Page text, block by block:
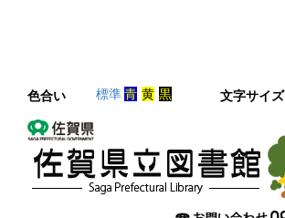
色合い 標準青 黄 黒 文字サイズ